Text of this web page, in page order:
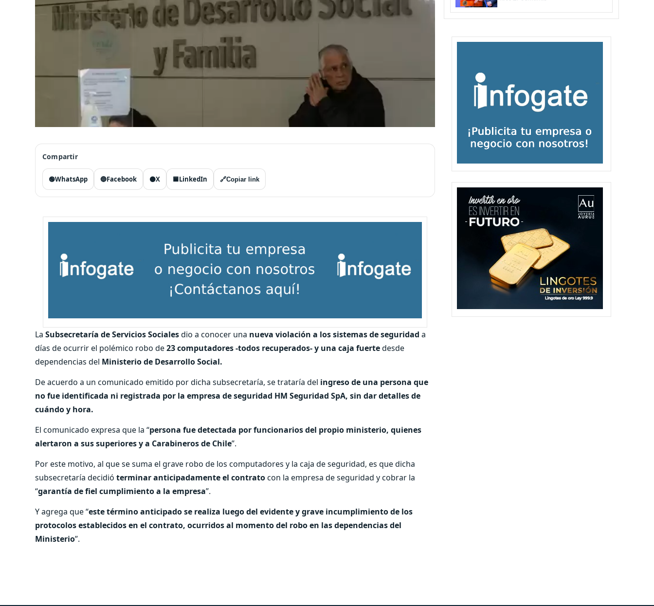
Compartir
🟢WhatsApp 🔵Facebook ⚫X 🟦LinkedIn 🔗Copiar link
La Subsecretaría de Servicios Socialesdio a conocer una nueva violación a los sistemas de seguridad a
días de ocurrir el polémico robo de23 computadores -todos recuperados- y una caja fuertedesde
dependencias del Ministerio de Desarrollo Social.
De acuerdo a un comunicado emitido por dicha subsecretaría, se trataría del ingreso de una persona que
no fue identificada ni registrada por la empresa de seguridad HM Seguridad SpA, sin dar detalles de
cuándo y hora.
El comunicado expresa que la “persona fue detectada por funcionarios del propio ministerio, quienes
alertaron a sus superiores y a Carabineros de Chile”.
Por este motivo, al que se suma el grave robo de los computadores y la caja de seguridad, es que dicha
subsecretaría decidió terminar anticipadamente el contratocon la empresa de seguridad y cobrar la
“garantía de fiel cumplimiento a la empresa”.
Y agrega que “este término anticipado se realiza luego del evidente y grave incumplimiento de los
protocolos establecidos en el contrato, ocurridos al momento del robo en las dependencias del
Ministerio”.